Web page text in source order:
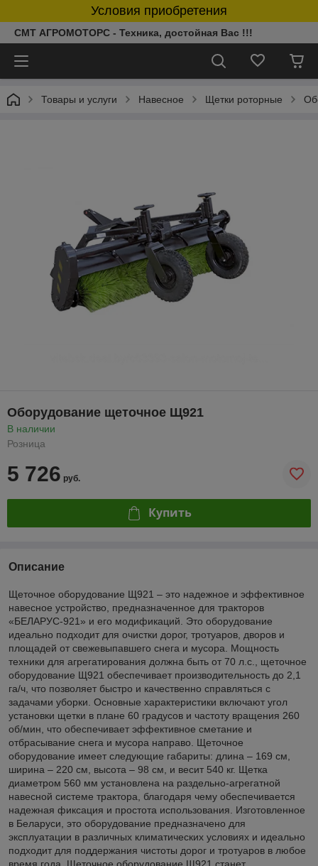
Условия приобретения
СМТ АГРОМОТОРС - Техника, достойная Вас !!!
Товары и услуги Навесное Щетки роторные
Оборудование щеточное Щ921
В наличии
Розница
5 726 руб.
Купить
Описание
Щеточное оборудование Щ921 – это надежное и эффективное
навесное устройство, предназначенное для тракторов
«БЕЛАРУС-921» и его модификаций. Это оборудование
идеально подходит для очистки дорог, тротуаров, дворов и
площадей от свежевыпавшего снега и мусора. Мощность
техники для агрегатирования должна быть от 70 л.с., щеточное
оборудование Щ921 обеспечивает производительность до 2,1
га/ч, что позволяет быстро и качественно справляться с
задачами уборки. Основные характеристики включают угол
установки щетки в плане 60 градусов и частоту вращения 260
об/мин, что обеспечивает эффективное сметание и
отбрасывание снега и мусора направо. Щеточное
оборудование имеет следующие габариты: длина – 169 см,
ширина – 220 см, высота – 98 см, и весит 540 кг. Щетка
диаметром 560 мм установлена на раздельно-агрегатной
навесной системе трактора, благодаря чему обеспечивается
надежная фиксация и простота использования. Изготовленное
в Беларуси, это оборудование предназначено для
эксплуатации в различных климатических условиях и идеально
подходит для поддержания чистоты дорог и тротуаров в любое
время года. Щеточное оборудование Щ921 станет